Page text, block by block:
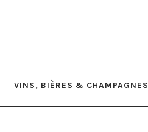
VINS, BIÈRES & CHAMPAGNES